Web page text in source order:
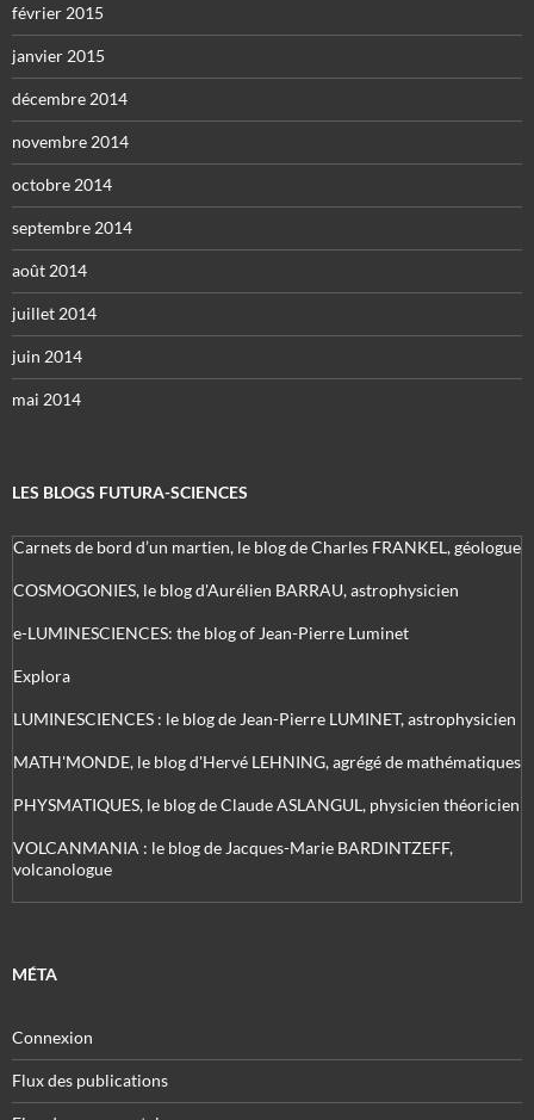
février 2015
janvier 2015
décembre 2014
novembre 2014
octobre 2014
septembre 2014
août 2014
juillet 2014
juin 2014
mai 2014
LES BLOGS FUTURA-SCIENCES
Carnets de bord d’un martien, le blog de Charles FRANKEL, géologue
COSMOGONIES, le blog d'Aurélien BARRAU, astrophysicien
e-LUMINESCIENCES: the blog of Jean-Pierre Luminet
Explora
LUMINESCIENCES : le blog de Jean-Pierre LUMINET, astrophysicien
MATH'MONDE, le blog d'Hervé LEHNING, agrégé de mathématiques
PHYSMATIQUES, le blog de Claude ASLANGUL, physicien théoricien
VOLCANMANIA : le blog de Jacques-Marie BARDINTZEFF,
volcanologue
MÉTA
Connexion
Flux des publications